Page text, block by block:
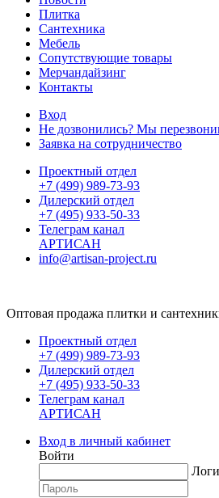
Плитка
Сантехника
Мебель
Сопутствующие товары
Мерчандайзинг
Контакты
Вход
Не дозвонились? Мы
Заявка на сотрудничество
Проектный отдел
+7 (499) 989-73-93
Дилерский отдел
+7 (495) 933-50-33
Телеграм канал
АРТИСАН
info@artisan-project.ru
Оптовая продажа плитки и
Проектный отдел
+7 (499) 989-73-93
Дилерский отдел
+7 (495) 933-50-33
Телеграм канал
АРТИСАН
Вход в личный кабинет
Войти